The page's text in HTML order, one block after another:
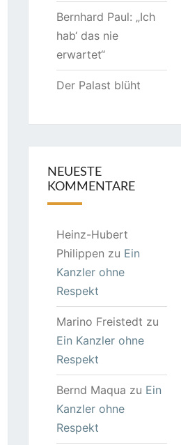
Bernhard Paul: „Ich
hab‘ das nie
erwartet“
Der Palast blüht
NEUESTE
KOMMENTARE
Heinz-Hubert
Philippen zu Ein
Kanzler ohne
Respekt
Marino Freistedt zu
Ein Kanzler ohne
Respekt
Bernd Maqua zu Ein
Kanzler ohne
Respekt